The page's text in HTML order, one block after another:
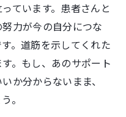
ています。患者さんと
力が今の自分につな
。道筋を示してくれた
。もし、あのサポート
か分からないまま、
。